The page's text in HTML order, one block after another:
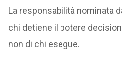
La responsabilità nominata
chi detiene il potere
non di chi esegue.